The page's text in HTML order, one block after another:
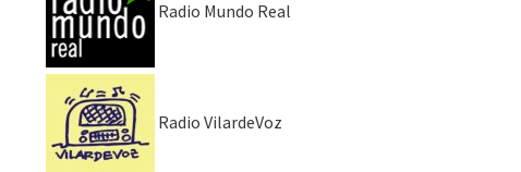
Radio Mundo Real
Radio VilardeVoz